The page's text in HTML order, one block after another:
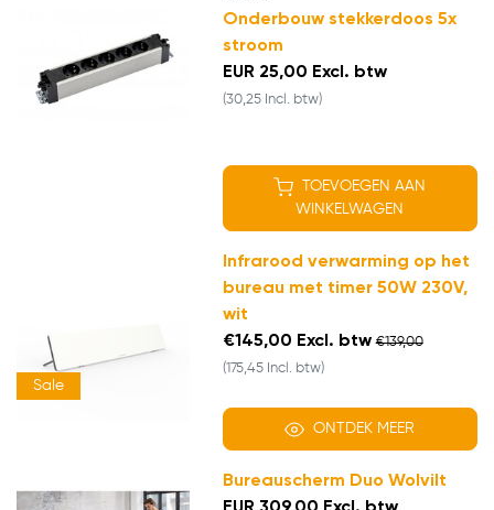
Onderbouw stekkerdoos 5x
stroom
EUR 25,00 Excl. btw
(30,25 Incl. btw)
TOEVOEGEN AAN
WINKELWAGEN
Sale
Infrarood verwarming op het
bureau met timer 50W 230V,
wit
€145,00 Excl. btw €139,00
(175,45 Incl. btw)
ONTDEK MEER
Bureauscherm Duo Wolvilt